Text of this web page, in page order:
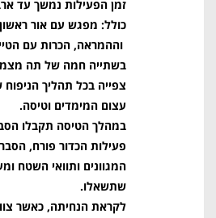
זמן הפעילות נמשך עד
כולל: מפגש עם אור
וההמראה, הכרות עם
בשתייה חמה של תה
צפייה בכל תהליך
עצום המימדים וטיסה.
במהלך הטיסה תקבלו
פעילות הכדור פורח,
המגוונים ותוואי השטח
שתשאלו.
לקראת הנחיתה, כאשר